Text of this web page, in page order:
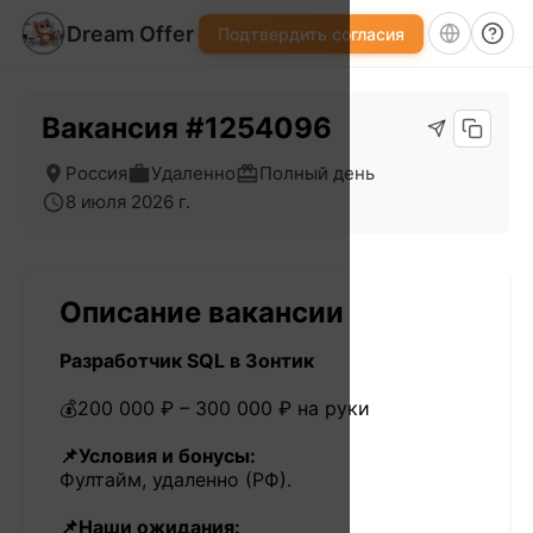
Dream Offer Подтвердить согласия
Вакансия #1254096
Россия Удаленно
Полный день
8 июля 2026 г.
Описание вакансии
Разработчик SQL в Зонтик
💰200 000 ₽ – 300 000 ₽ на руки
📌Условия и бонусы:
Фултайм, удаленно (РФ).
📌Наши ожидания: